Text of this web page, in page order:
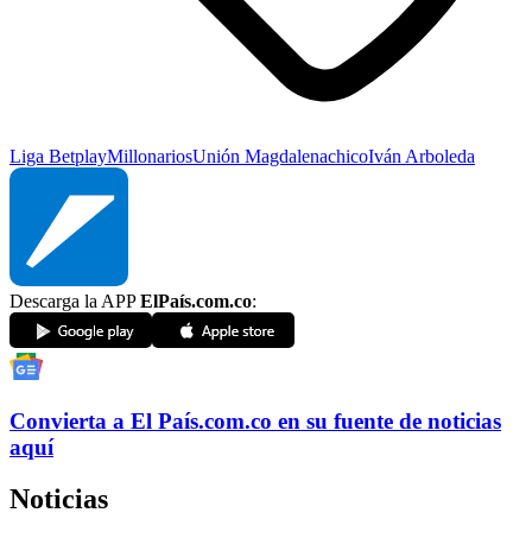
Liga BetplayMillonariosUnión MagdalenachicoIván Arboleda
Descarga la APPElPaís.com.co:
Convierta a El País.com.co en su fuente de noticias
aquí
Noticias